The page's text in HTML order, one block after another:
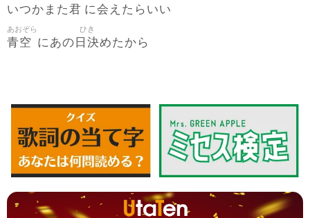
いつかまた君 に会 えたらいい
青空
あおぞら
にあの 日決
ひき
めたから